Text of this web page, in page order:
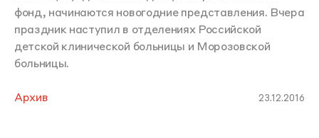
фонд, начинаются новогодние представления. Вчера
праздник наступил в отделениях Российской
детской клинической больницы и Морозовской
больницы.
Архив 23.12.2016